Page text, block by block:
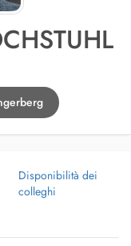
Disponibilità dei
colleghi